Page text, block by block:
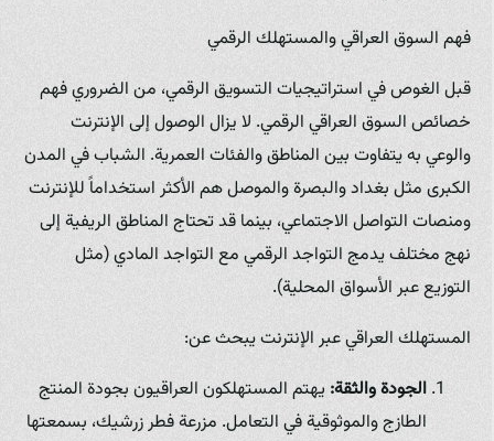
فهم السوق العراقي والمستهلك الرقمي
قبل الغوص في استراتيجيات التسويق الرقمي، من الضروري فهم
خصائص السوق العراقي الرقمي. لا يزال الوصول إلى الإنترنت
والوعي به يتفاوت بين المناطق والفئات العمرية. الشباب في المدن
الكبرى مثل بغداد والبصرة والموصل هم الأكثر استخداماً للإنترنت
ومنصات التواصل الاجتماعي، بينما قد تحتاج المناطق الريفية إلى
نهج مختلف يدمج التواجد الرقمي مع التواجد المادي (مثل
التوزيع عبر الأسواق المحلية).
المستهلك العراقي عبر الإنترنت يبحث عن:
الجودة والثقة:يهتم المستهلكون العراقيون بجودة المنتج
الطازج والموثوقية في التعامل. مزرعة فطر زرشيك، بسمعتها